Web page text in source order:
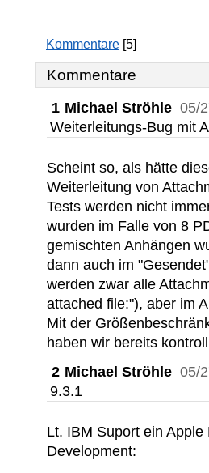
Kommentare [5]
Kommentare
1 Michael Ströhle 05/
Weiterleitungs-Bug mit
Scheint so, als hätte
Weiterleitung von
Tests werden nicht
wurden im Falle von 8
gemischten Anhängen
dann auch im
werden zwar alle
attached file:"), aber im
Mit der
haben wir bereits
2 Michael Ströhle 05/
9.3.1
Lt. IBM Suport ein
Development: